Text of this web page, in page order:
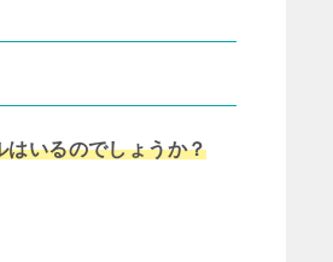
はいるのでしょうか？